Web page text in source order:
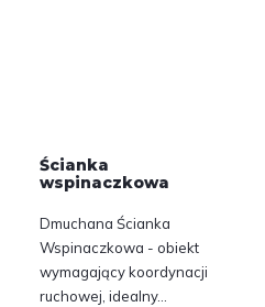
Ścianka
wspinaczkowa
Dmuchana Ścianka
Wspinaczkowa - obiekt
wymagający koordynacji
ruchowej, idealny…